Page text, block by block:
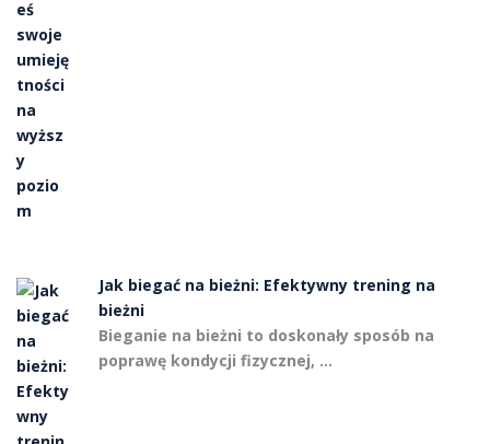
Jak biegać na bieżni: Efektywny trening na
bieżni
Bieganie na bieżni to doskonały sposób na
poprawę kondycji fizycznej, …